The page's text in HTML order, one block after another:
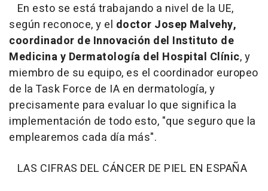
En esto se está trabajando a nivel de la UE,
según reconoce, y el doctor Josep Malvehy,
coordinador de Innovación del Instituto de
Medicina y Dermatología del Hospital Clínic, y
miembro de su equipo, es el coordinador europeo
de la Task Force de IA en dermatología, y
precisamente para evaluar lo que significa la
implementación de todo esto, "que seguro que la
emplearemos cada día más".
LAS CIFRAS DEL CÁNCER DE PIEL EN ESPAÑA